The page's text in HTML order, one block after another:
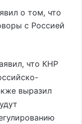
о том, что
с Россией
что КНР
выразил